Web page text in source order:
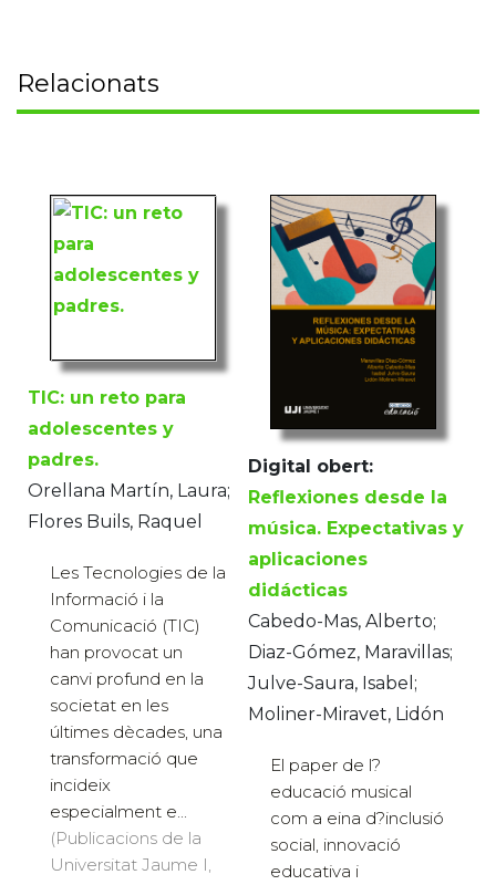
Relacionats
TIC: un reto para
adolescentes y
padres.
Orellana Martín, Laura;
Flores Buils, Raquel
Les Tecnologies de la
Informació i la
Comunicació (TIC)
han provocat un
canvi profund en la
societat en les
últimes dècades, una
transformació que
incideix
especialment e...
(Publicacions de la
Universitat Jaume I,
Digital obert:
Reflexiones desde la
música. Expectativas y
aplicaciones
didácticas
Cabedo-Mas, Alberto;
Diaz-Gómez, Maravillas;
Julve-Saura, Isabel;
Moliner-Miravet, Lidón
El paper de l?
educació musical
com a eina d?inclusió
social, innovació
educativa i